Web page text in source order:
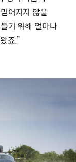
어지지 않을
기 위해 얼마나
죠.”